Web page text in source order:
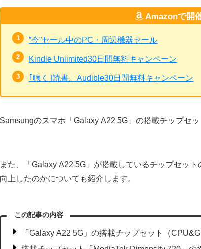
Amazonで開
”今”セール中のPC・周辺機器セール
Kindle Unlimited30日間無料キャンペーン
｢聴く｣読書。Audible30日間無料キャンペーン
Samsungのスマホ「Galaxy A22 5G」の搭載チップセ
また、「Galaxy A22 5G」が搭載しているチップセッ
向上したのかについても紹介します。
この記事の内容
「Galaxy A22 5G」の搭載チップセット（